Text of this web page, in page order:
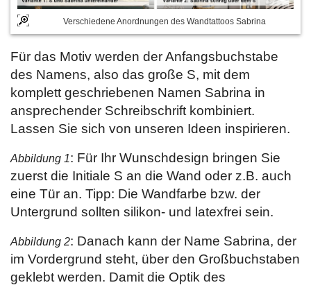
Verschiedene Anordnungen des Wandtattoos Sabrina
Für das Motiv werden der Anfangsbuchstabe
des Namens, also das große S, mit dem
komplett geschriebenen Namen Sabrina in
ansprechender Schreibschrift kombiniert.
Lassen Sie sich von unseren Ideen inspirieren.
Abbildung 1: Für Ihr Wunschdesign bringen Sie
zuerst die Initiale S an die Wand oder z.B. auch
eine Tür an. Tipp: Die Wandfarbe bzw. der
Untergrund sollten silikon- und latexfrei sein.
Abbildung 2: Danach kann der Name Sabrina, der
im Vordergrund steht, über den Großbuchstaben
geklebt werden. Damit die Optik des